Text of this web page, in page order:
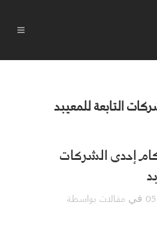
التابعة للمعيبد
إحدى الشركات
في مقالات بواسطة